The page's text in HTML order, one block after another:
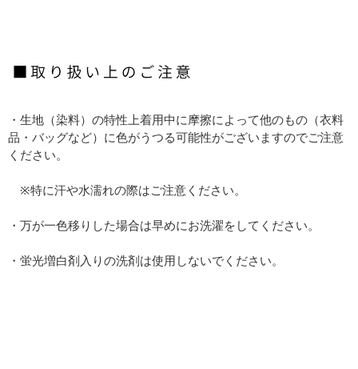
・生地（染料）の特性上着用中に摩擦によって他のもの（衣料
品・バッグなど）に色がうつる可能性がございますのでご注意
ください。
※特に汗や水濡れの際はご注意ください。
・万が一色移りした場合は早めにお洗濯をしてください。
・蛍光増白剤入りの洗剤は使用しないでください。